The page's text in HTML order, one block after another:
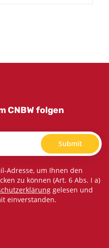
CNBW folgen
Submit
Adresse, um Ihnen den
zu können (Art. 6 Abs. I a)
gelesen und
einverstanden.